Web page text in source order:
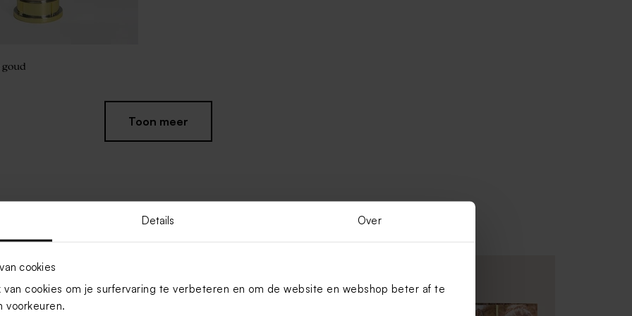
Details Over
cookies
cookies om je surfervaring te verbeteren en om de website en webshop beter af te
voorkeuren.
Toon meer